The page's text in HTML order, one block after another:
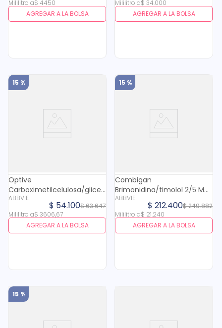
Mililitro a$ 4450
AGREGAR A LA BOLSA
Mililitro a$ 34.000
AGREGAR A LA BOLSA
15 %
Optive
Carboximetilcelulosa/glicerina
5/9 Mg Oftalmico X 15 Ml
ABBVIE
$63.647
$ 54.100
Mililitro a$ 3606,67
AGREGAR A LA BOLSA
15 %
Combigan
Brimonidina/timolol 2/5 Mg
Solucion Oftalmico X 10 Ml
ABBVIE
$249.882
$ 212.400
Mililitro a$ 21.240
AGREGAR A LA BOLSA
15 %